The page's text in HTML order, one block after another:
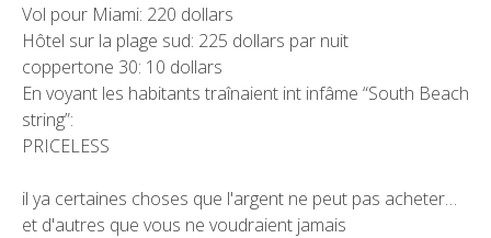
Vol pour Miami: 220 dollars
Hôtel sur la plage sud: 225 dollars par nuit
coppertone 30: 10 dollars
En voyant les habitants traînaient int infâme “South Beach
string”:
PRICELESS
il ya certaines choses que l'argent ne peut pas acheter…
et d'autres que vous ne voudraient jamais